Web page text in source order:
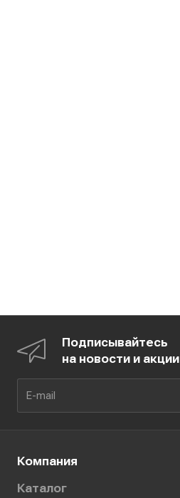
Подписывайтесь
на новости и акции
Компания
Каталог